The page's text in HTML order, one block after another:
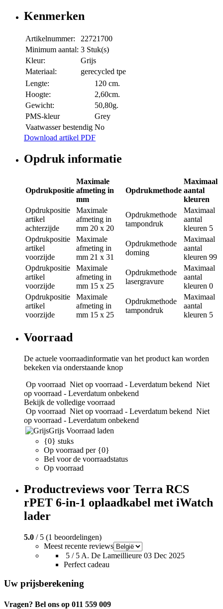
Kenmerken
Artikelnummer:
22721700
Minimum aantal: 3 Stuk(s)
Kleur:
Grijs
Materiaal:
gerecycled tpe
Lengte:
120 cm.
Hoogte:
2,60cm.
Gewicht:
50,80g.
PMS-kleur
Grey
Vaatwasser bestendig No
Download artikel PDF
Opdruk informatie
Opdrukpositie
Maximale
afmeting in
mm
Opdrukmethode
Maximaal
aantal
kleuren
Opdrukpositie
artikel
achterzijde
Maximale
afmeting in
mm 20 x 20
Opdrukmethode
tampondruk
Maximaal
aantal
kleuren 5
Opdrukpositie
artikel
voorzijde
Maximale
afmeting in
mm 21 x 31
Opdrukmethode
doming
Maximaal
aantal
kleuren 99
Opdrukpositie
artikel
voorzijde
Maximale
afmeting in
mm 15 x 25
Opdrukmethode
lasergravure
Maximaal
aantal
kleuren 0
Opdrukpositie
artikel
voorzijde
Maximale
afmeting in
mm 15 x 25
Opdrukmethode
tampondruk
Maximaal
aantal
kleuren 5
Voorraad
De actuele voorraadinformatie van het product kan worden
bekeken via onderstaande knop
Op voorraad Niet op voorraad - Leverdatum bekend Niet
op voorraad - Leverdatum onbekend
Bekijk de volledige voorraad
Op voorraad Niet op voorraad - Leverdatum bekend Niet
op voorraad - Leverdatum onbekend
Grijs Voorraad laden
{0} stuks
Op voorraad per {0}
Bel voor de voorraadstatus
Op voorraad
Productreviews voor Terra RCS
rPET 6-in-1 oplaadkabel met iWatch
lader
5.0 / 5 (1 beoordelingen)
Meest recente reviews
5 / 5 A. De Lameillieure 03 Dec 2025
Perfect cadeau
Uw prijsberekening
Vragen? Bel ons op 011 559 009